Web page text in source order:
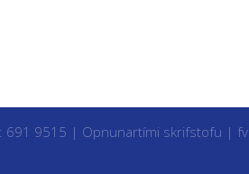
691 9515 | Opnunartími skrifstofu |